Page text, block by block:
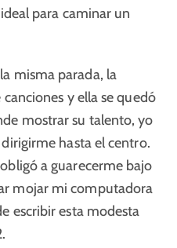
para caminar un
misma parada, la
y ella se quedó
mostrar su talento, yo
hasta el centro.
a guarecerme bajo
mojar mi computadora
escribir esta modesta